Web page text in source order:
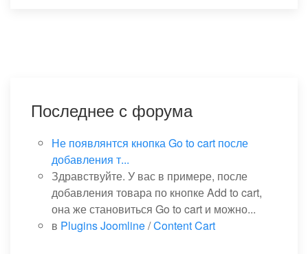
Последнее с форума
Не появлянтся кнопка Go to cart после
добавления т...
Здравствуйте. У вас в примере, после
добавления товара по кнопке Add to cart,
она же становиться Go to cart и можно...
в Plugins Joomline/Content Cart